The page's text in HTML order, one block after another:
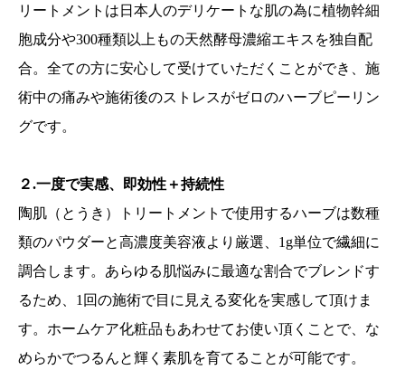
リートメントは日本人のデリケートな肌の為に植物幹細
胞成分や300種類以上もの天然酵母濃縮エキスを独自配
合。全ての方に安心して受けていただくことができ、施
術中の痛みや施術後のストレスがゼロのハーブピーリン
グです。
２.一度で実感、即効性＋持続性
陶肌（とうき）トリートメントで使用するハーブは数種
類のパウダーと高濃度美容液より厳選、1g単位で繊細に
調合します。あらゆる肌悩みに最適な割合でブレンドす
るため、1回の施術で目に見える変化を実感して頂けま
す。ホームケア化粧品もあわせてお使い頂くことで、な
めらかでつるんと輝く素肌を育てることが可能です。